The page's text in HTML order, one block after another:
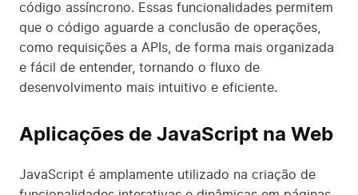
código assíncrono. Essas funcionalidades permitem
que o código aguarde a conclusão de operações,
como requisições a APIs, de forma mais organizada
e fácil de entender, tornando o fluxo de
desenvolvimento mais intuitivo e eficiente.
Aplicações de JavaScript na Web
JavaScript é amplamente utilizado na criação de